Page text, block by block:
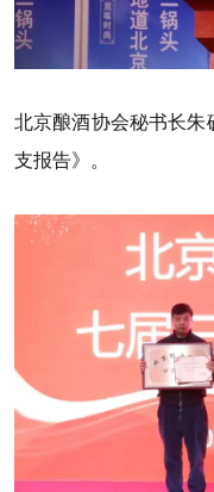
北京酿酒协会秘书长朱
支报告》。